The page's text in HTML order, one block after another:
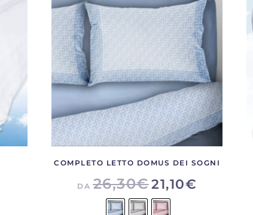
COMPLETO LETTO DOMUS DEI SOGNI
DA26,30€21,10€